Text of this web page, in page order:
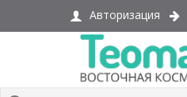
Авторизация